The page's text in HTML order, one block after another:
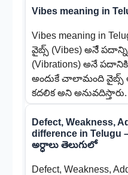
Vibes meaning in
Vibes meaning in
వైబ్స్ (Vibes) అనేే
(Vibrations) అనే
అందుకే చాలామంది వైబ్స్
కదలిక అని
Defect, Weakness,
difference in
అర్ధాలు తెలుగులో
Defect, Weakness,